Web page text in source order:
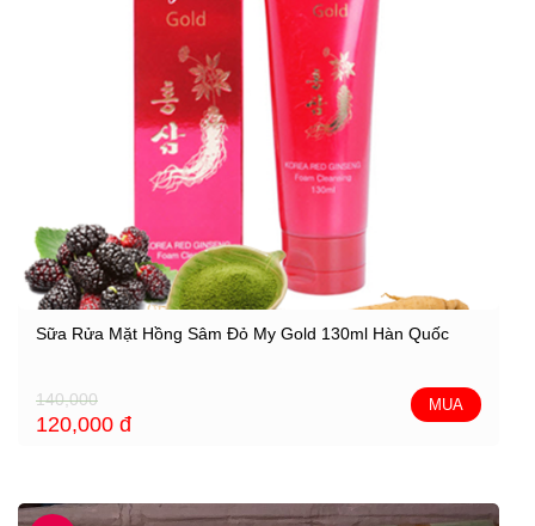
Sữa Rửa Mặt Hồng Sâm Đỏ My Gold 130ml Hàn Quốc
140,000
120,000 đ
MUA